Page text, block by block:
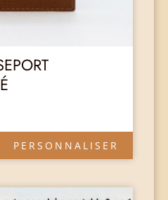
PERSONNALISER